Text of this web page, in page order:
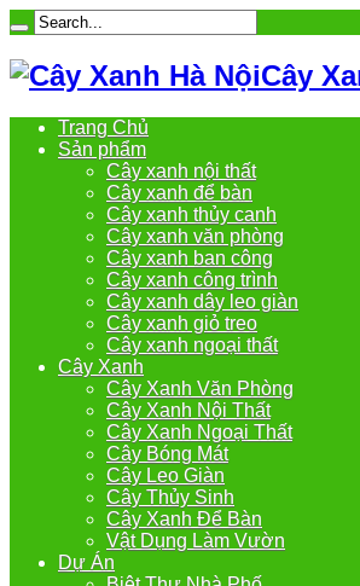
Cây
Trang Chủ
Sản phẩm
Cây xanh nội thất
Cây xanh để bàn
Cây xanh thủy canh
Cây xanh văn phòng
Cây xanh ban công
Cây xanh công trình
Cây xanh dây leo giàn
Cây xanh giỏ treo
Cây xanh ngoại thất
Cây Xanh
Cây Xanh Văn Phòng
Cây Xanh Nội Thất
Cây Xanh Ngoại Thất
Cây Bóng Mát
Cây Leo Giàn
Cây Thủy Sinh
Cây Xanh Để Bàn
Vật Dụng Làm Vườn
Dự Án